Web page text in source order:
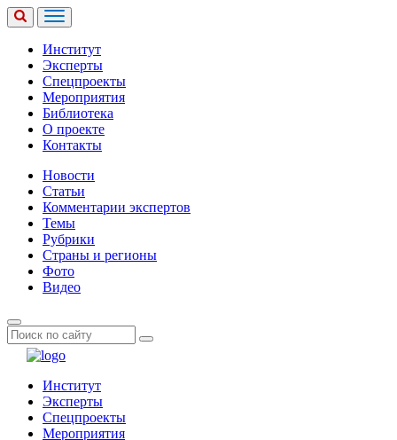
Институт
Эксперты
Спецпроекты
Мероприятия
Библиотека
О проекте
Контакты
Новости
Статьи
Комментарии экспертов
Темы
Рубрики
Страны и регионы
Фото
Видео
Институт
Эксперты
Спецпроекты
Мероприятия